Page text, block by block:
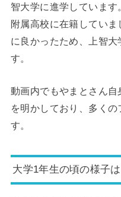
智大学に進学していま
附属高校に在籍してい
に良かったため、上智
す。
動画内でもやまとさん
を明かしており、多く
す。
大学1年生の頃の様子は